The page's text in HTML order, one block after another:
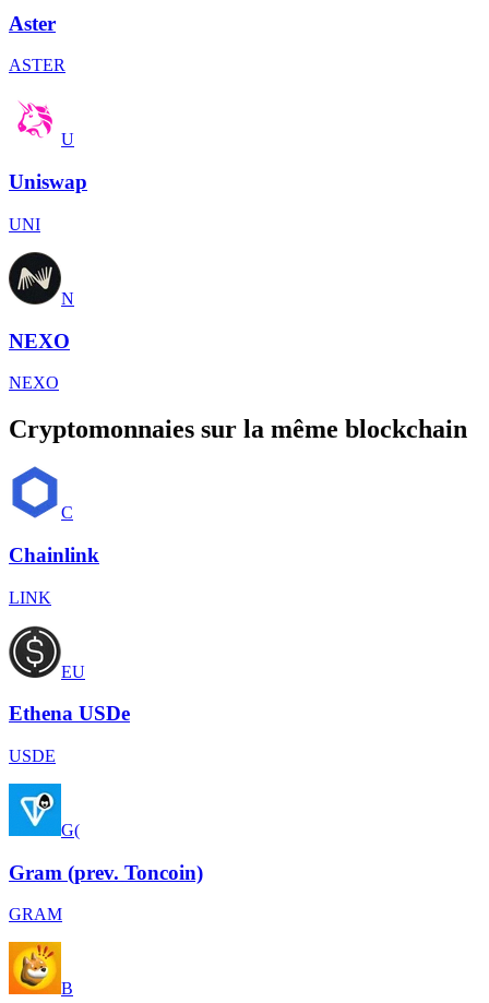
Aster
ASTER
U
Uniswap
UNI
N
NEXO
NEXO
Cryptomonnaies sur la même blockchain
C
Chainlink
LINK
EU
Ethena USDe
USDE
G(
Gram (prev. Toncoin)
GRAM
B